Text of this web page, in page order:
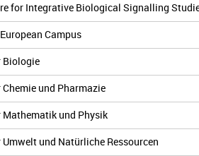
for Integrative Biological Signalling
Campus
Biologie
und Pharmazie
und Physik
und Natürliche Ressourcen